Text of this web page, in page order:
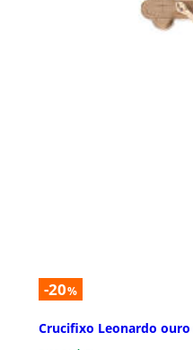
-20%
Crucifixo Leonardo